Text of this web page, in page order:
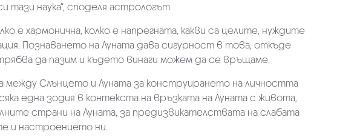
тази наука“, споделя астрологът.
е хармонична, колко е напрегната, какви са целите, нуждите
Познаването на Луната дава сигурност в това, откъде
да пазим и където винаги можем да се връщаме.
между Слънцето и Луната за конструирането на личността
една зодия в контекста на връзката на Луната с живота,
страни на Луната, за предизвикателствата на слабата
и настроението ни.